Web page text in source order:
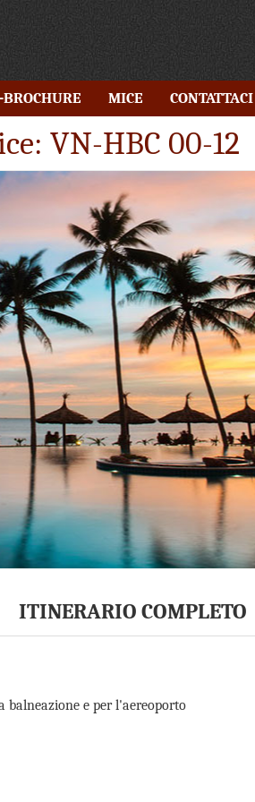
BROCHURE MICE CONTATTACI
VN-HBC 00-12
ITINERARIO COMPLETO
e per l'aereoporto